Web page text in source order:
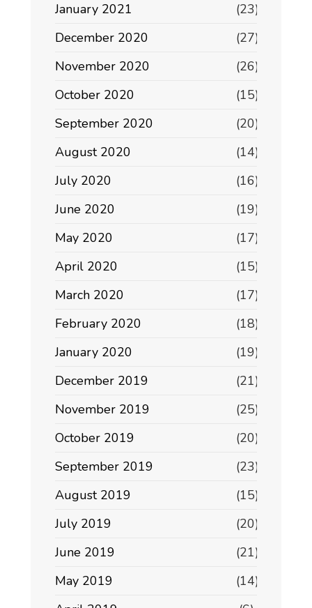
January 2021
(23)
December 2020
(27)
November 2020
(26)
October 2020
(15)
September 2020
(20)
August 2020
(14)
July 2020
(16)
June 2020
(19)
May 2020
(17)
April 2020
(15)
March 2020
(17)
February 2020
(18)
January 2020
(19)
December 2019
(21)
November 2019
(25)
October 2019
(20)
September 2019
(23)
August 2019
(15)
July 2019
(20)
June 2019
(21)
May 2019
(14)